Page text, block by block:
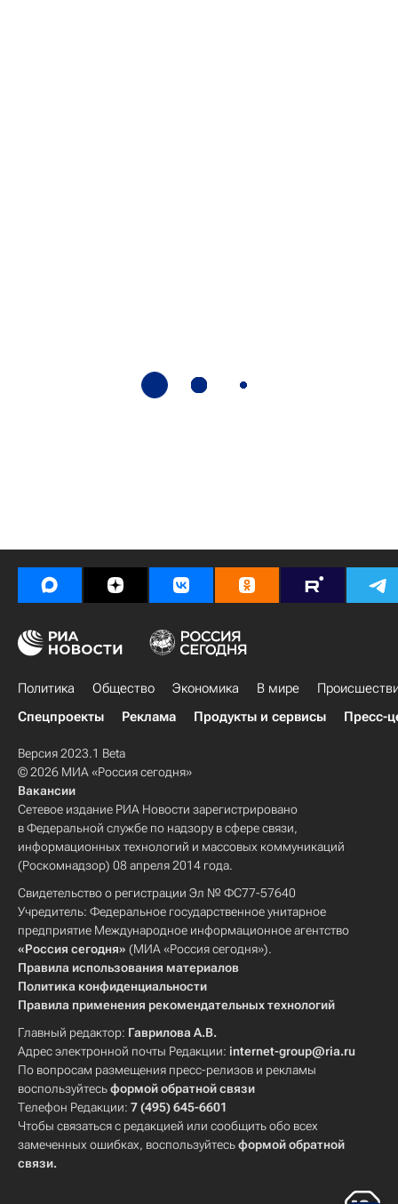
Политика Общество Экономика В мире
Спецпроекты
Реклама Продукты и сервисы Пресс-
Версия 2023.1 Beta
© 2026 МИА «Россия сегодня»
Вакансии
Сетевое издание РИА Новости зарегистрировано
в Федеральной службе по надзору в сфере связи,
информационных технологий и массовых коммуникаций
(Роскомнадзор) 08 апреля 2014 года.
Свидетельство о регистрации Эл № ФС77-57640
Учредитель: Федеральное государственное унитарное
предприятие Международное информационное агентство
«Россия сегодня» (МИА «Россия сегодня»).
Правила использования материалов
Политика конфиденциальности
Правила применения рекомендательных технологий
Главный редактор: Гаврилова А.В.
Адрес электронной почты Редакции: internet-group@ria.ru
По вопросам размещения пресс-релизов и рекламы
воспользуйтесьформой обратной связи
Телефон Редакции: 7 (495) 645-6601
Чтобы связаться с редакцией или сообщить обо всех
замеченных ошибках, воспользуйтесьформой обратной
связи.